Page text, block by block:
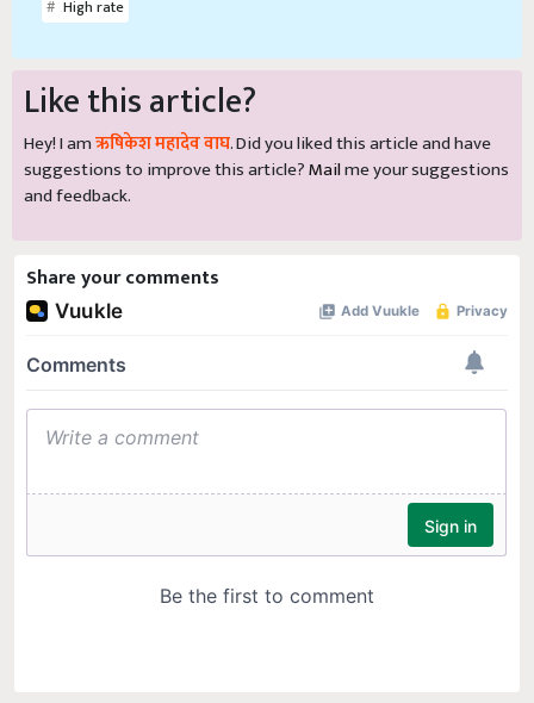
High rate
Like this article?
Hey! I amऋषिकेश महादेव वाघ. Did you liked this article and have
suggestions to improve this article?Mailme your suggestions
and feedback.
Share your comments